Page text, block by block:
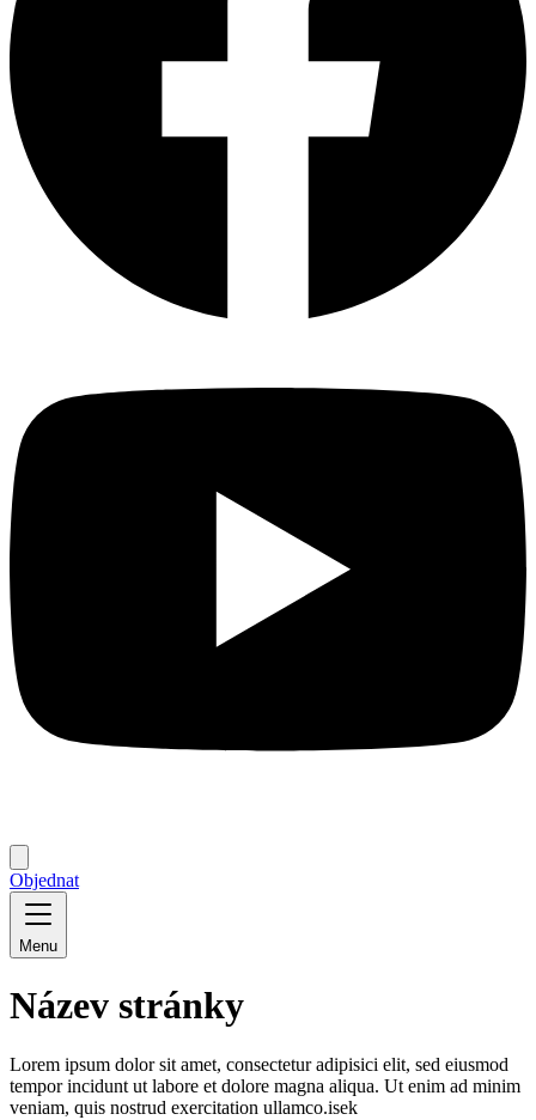
Objednat
Menu
Název stránky
Lorem ipsum dolor sit amet, consectetur adipisici elit, sed eiusmod
tempor incidunt ut labore et dolore magna aliqua. Ut enim ad minim
veniam, quis nostrud exercitation ullamco.isek